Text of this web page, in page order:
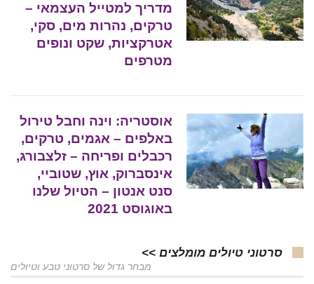
מדריך למטייל העצמאי –
טרקים, נהרות מים, סקי,
אטרקציות, שקט ונופים
מטרפים
אוסטריה: וינה וחבל טירול
באלפים – אגמים, טרקים,
רכבלים ופריחה – זלצבורג,
אינסברוק, אוץ, שטוביי,
סנט אנטון – הטיול שלנו
באוגוסט 2021
סרטוני טיולים מומלצים >>
מבחר גדול של סרטוני טבע וטיולים